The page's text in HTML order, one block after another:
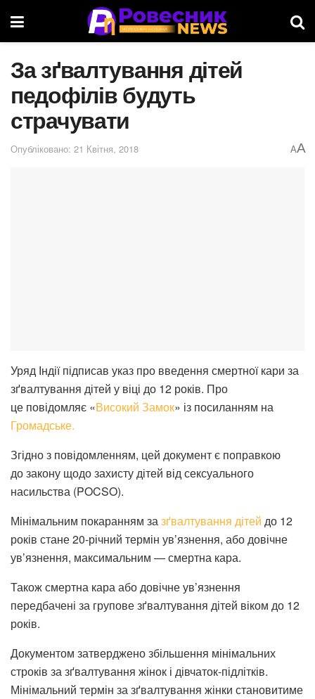
За зґвалтування дітей
педофілів будуть
страчувати
Опубліковано: 21 Квітня, 2018 AA
Уряд Індії підписав указ про введення смертної кари за
зґвалтування дітей у віці до 12 років. Про
це повідомляє «Високий Замок» із посиланням на
Громадське.
Згідно з повідомленням, цей документ є поправкою
до закону щодо захисту дітей від сексуального
насильства (POCSO).
Мінімальним покаранням зазґвалтування дітей до 12
років стане 20-річний термін ув’язнення, або довічне
ув’язнення, максимальним — смертна кара.
Також смертна кара або довічне ув’язнення
передбачені за групове зґвалтування дітей віком до 12
років.
Документом затверджено збільшення мінімальних
строків за зґвалтування жінок і дівчаток-підлітків.
Мінімальний термін за зґвалтування жінки становитиме